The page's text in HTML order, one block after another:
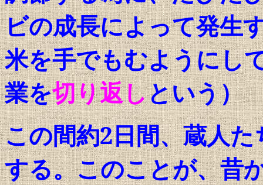
ビの成長によって発生
米を手でもむようにし
業を切り返しという）
この間約2日間、蔵人た
する。このことが、昔